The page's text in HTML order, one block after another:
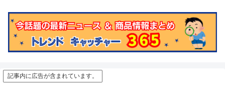
記事内に広告が含まれています。